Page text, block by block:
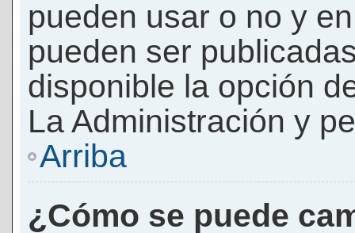
pueden usar o no y
pueden ser
disponible la opción
La Administración y
Arriba
¿Cómo se puede